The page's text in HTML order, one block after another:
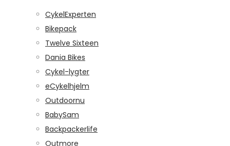
CykelExperten
Bikepack
Twelve Sixteen
Dania Bikes
Cykel-lygter
eCykelhjelm
Outdoornu
BabySam
Backpackerlife
Outmore